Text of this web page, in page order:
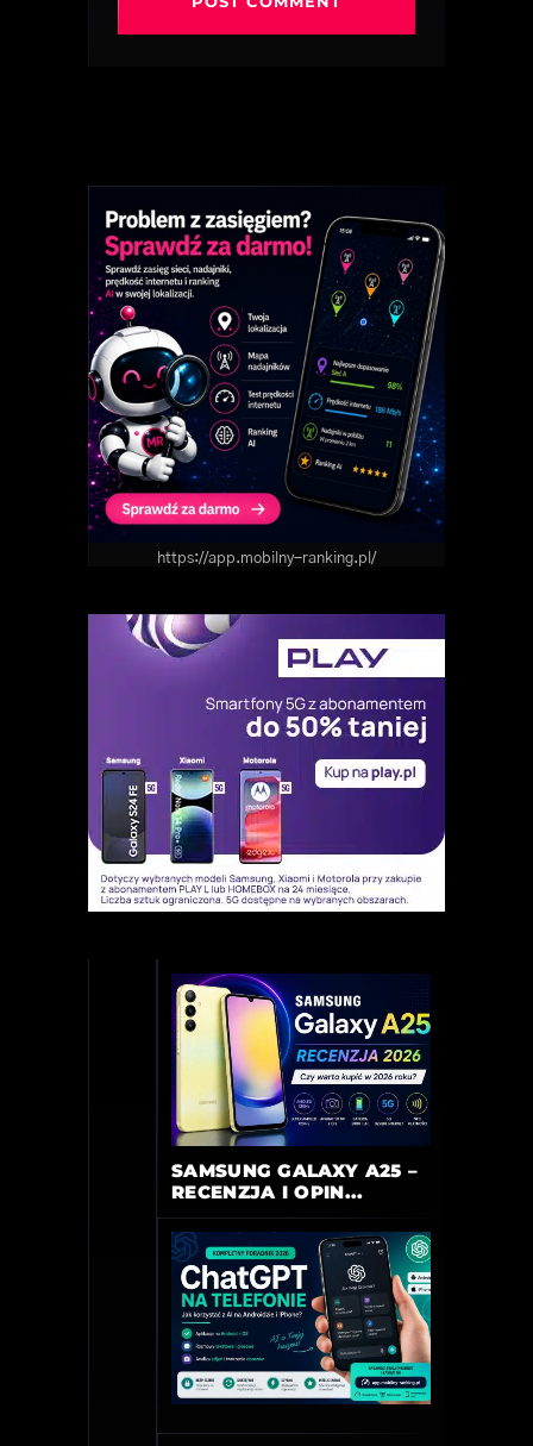
https://app.mobilny-ranking.pl/
SAMSUNG GALAXY A25 –
RECENZJA I OPIN...